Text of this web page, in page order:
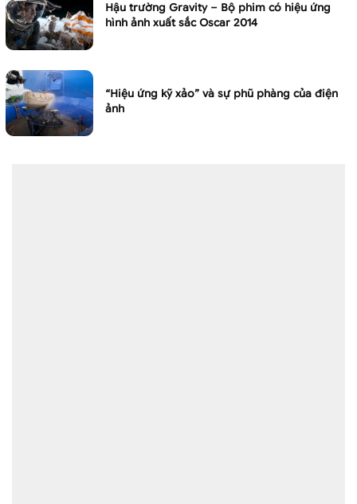
Hậu trường Gravity – Bộ phim có hiệu ứng
hình ảnh xuất sắc Oscar 2014
“Hiệu ứng kỹ xảo” và sự phũ phàng của điện
ảnh